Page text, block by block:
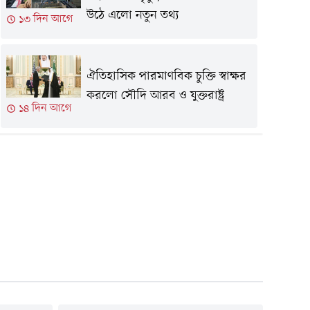
১৩ দিন আগে
উঠে এলো নতুন তথ্য
১৪ দিন আগে
ঐতিহাসিক পারমাণবিক চুক্তি স্বাক্ষর
করলো সৌদি আরব ও যুক্তরাষ্ট্র